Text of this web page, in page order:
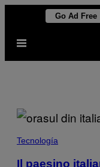
contenuto
Go Ad Free
Apri
menu
Tecnología
Il paesino